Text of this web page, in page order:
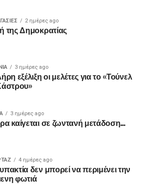
2 ημέρες ago
της Δημοκρατίας
3 ημέρες ago
εξέλιξη οι μελέτες για το «Τούνελ
3 ημέρες ago
καίγεται σε ζωντανή μετάδοση…
4 ημέρες ago
δεν μπορεί να περιμένει την
φωτιά